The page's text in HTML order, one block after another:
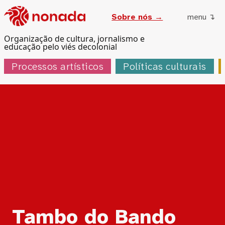
Organização de cultura, jornalismo e
educação pelo viés decolonial
Sobre nós → menu ↴
Processos artísticos Políticas culturais
Tag:
Tambo do Bando